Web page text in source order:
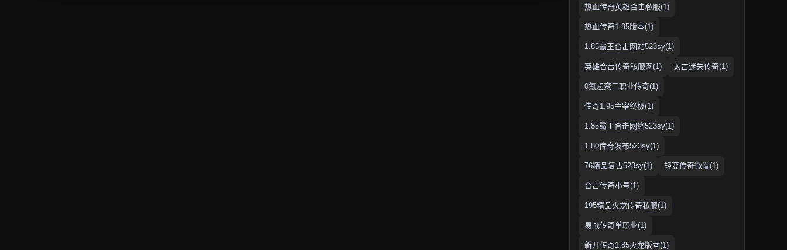
热血传奇英雄合击私服(1)
热血传奇1.95版本(1)
1.85霸王合击网站523sy(1)
英雄合击传奇私服网(1) 太古迷失传奇(1)
0氪超变三职业传奇(1)
传奇1.95主宰终极(1)
1.85霸王合击网络523sy(1)
1.80传奇发布523sy(1)
76精品复古523sy(1) 轻变传奇微端(1)
合击传奇小号(1)
195精品火龙传奇私服(1)
易战传奇单职业(1)
新开传奇1.85火龙版本(1)